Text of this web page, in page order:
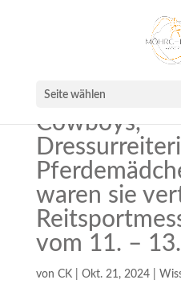
Seite wählen
Cowboys,
waren sie
vom 11. –
von CK| Okt. 21, 2024|